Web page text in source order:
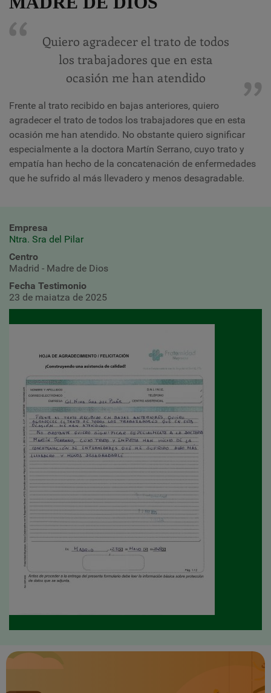
Quiero agradecer el trato de todos
los trabajadores que en esta
ocasión me han atendido
Frente al trato recibido en bajas anteriores, quiero
agradecer el trato de todos los trabajadores que en esta
ocasión me han atendido. No obstante quiero significar
especialmente a la doctora Martín Serrano, cuyo trato y
empatía han hecho de la concatenación de enfermedades
que he sufrido al más llevadero y menos desagradable.
Empresa
Ntra. Sra del Pilar
Centro
Madrid - Madre de Dios
Fecha Testimonio
23 de maiatza de 2025